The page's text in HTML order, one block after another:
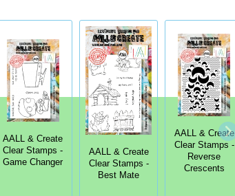
AALL & Create
Clear Stamps -
Game Changer
AALL & Create
Clear Stamps -
Best Mate
AALL & Create
Clear Stamps -
Reverse
Crescents